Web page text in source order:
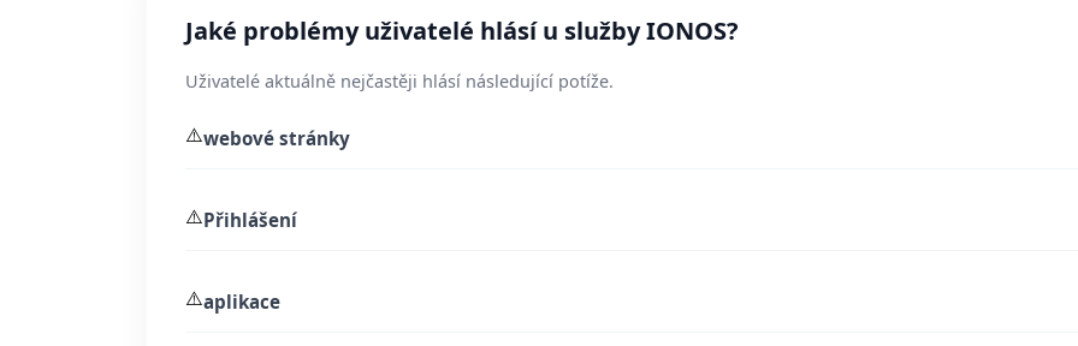
Jaké problémy uživatelé hlásí u služby IONOS?
Uživatelé aktuálně nejčastěji hlásí následující potíže.
⚠️webové stránky
⚠️Přihlášení
⚠️aplikace